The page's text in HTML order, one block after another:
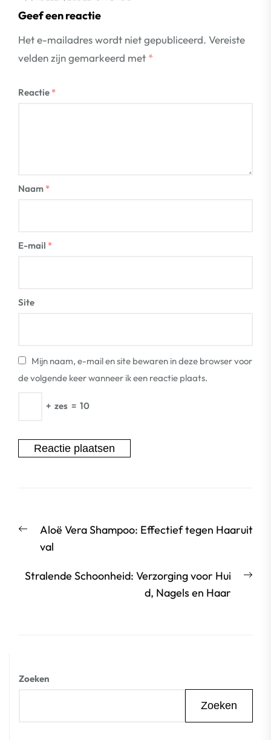
Geef een reactie
Het e-mailadres wordt niet gepubliceerd. Vereiste
velden zijn gemarkeerd met *
Reactie *
Naam *
E-mail *
Site
Mijn naam, e-mail en site bewaren in deze browser voor
de volgende keer wanneer ik een reactie plaats.
+ zes = 10
Vorige
bericht:
Aloë Vera Shampoo: Effectief tegen Haaruit
val
Stralende Schoonheid: Verzorging voor Hui
d, Nagels en Haar
Zoeken
Zoeken